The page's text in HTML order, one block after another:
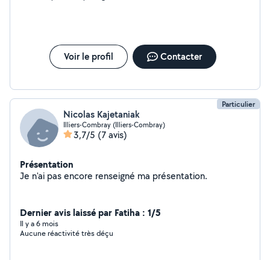
Voir le profil Contacter
Particulier
Nicolas Kajetaniak
Illiers-Combray (Illiers-Combray)
3,7/5 (7 avis)
Présentation
Je n'ai pas encore renseigné ma présentation.
Dernier avis laissé par Fatiha : 1/5
Il y a 6 mois
Aucune réactivité très déçu